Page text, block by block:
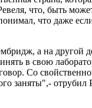
что, быть
что даже
а на
в свою
Со
заняты",-